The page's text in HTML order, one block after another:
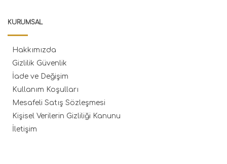
KURUMSAL
Hakkımızda
Gizlilik Güvenlik
İade ve Değişim
Kullanım Koşulları
Mesafeli Satış Sözleşmesi
Kişisel Verilerin Gizliliği Kanunu
İletişim